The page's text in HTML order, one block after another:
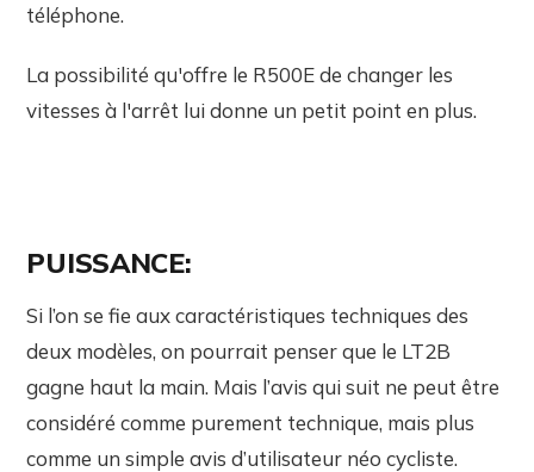
téléphone.
La possibilité qu'offre le R500E de changer les
vitesses à l'arrêt lui donne un petit point en plus.
PUISSANCE:
Si l’on se fie aux caractéristiques techniques des
deux modèles, on pourrait penser que le LT2B
gagne haut la main. Mais l’avis qui suit ne peut être
considéré comme purement technique, mais plus
comme un simple avis d’utilisateur néo cycliste.